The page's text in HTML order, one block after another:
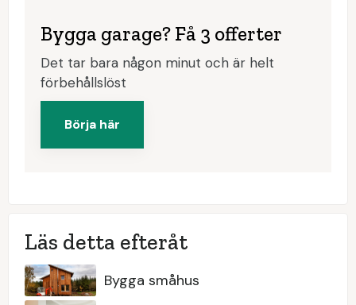
Bygga garage? Få 3 offerter
Det tar bara någon minut och är helt
förbehållslöst
Börja här
Läs detta efteråt
Bygga småhus